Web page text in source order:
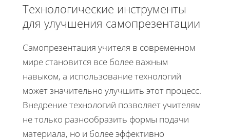
Технологические инструменты
для улучшения самопрезентации
Самопрезентация учителя в современном
мире становится все более важным
навыком, а использование технологий
может значительно улучшить этот процесс.
Внедрение технологий позволяет учителям
не только разнообразить формы подачи
материала, но и более эффективно